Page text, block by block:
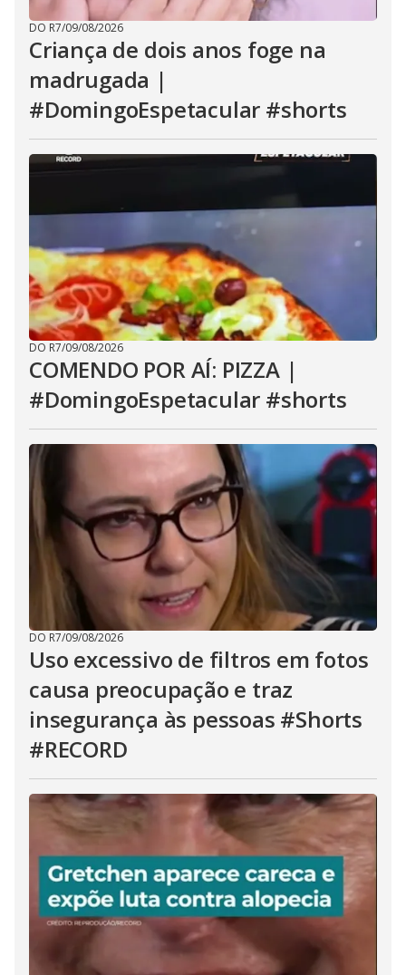
DO R7/09/08/2026
Criança de dois anos foge na
madrugada |
#DomingoEspetacular #shorts
DO R7/09/08/2026
COMENDO POR AÍ: PIZZA |
#DomingoEspetacular #shorts
DO R7/09/08/2026
Uso excessivo de filtros em fotos
causa preocupação e traz
insegurança às pessoas #Shorts
#RECORD